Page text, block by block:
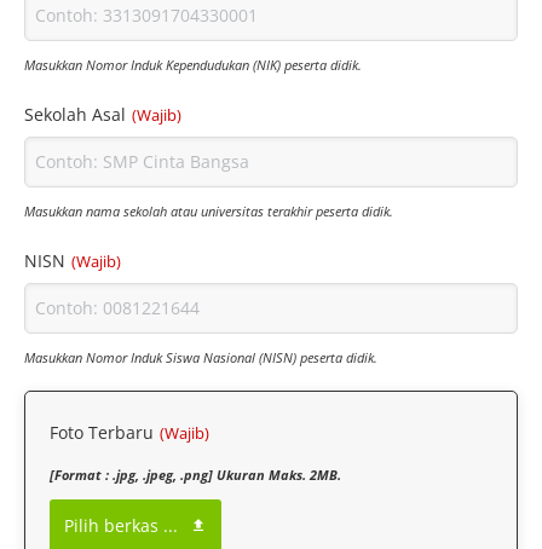
Masukkan Nomor Induk Kependudukan (NIK) peserta didik.
Sekolah Asal (Wajib)
Masukkan nama sekolah atau universitas terakhir peserta didik.
NISN (Wajib)
Masukkan Nomor Induk Siswa Nasional (NISN) peserta didik.
Foto Terbaru (Wajib)
[Format : .jpg, .jpeg, .png] Ukuran Maks. 2MB.
Pilih berkas ...